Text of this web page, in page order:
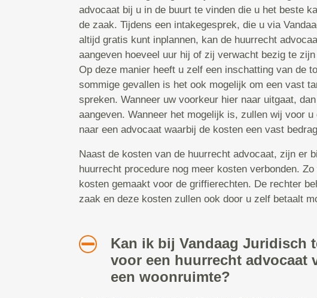
advocaat bij u in de buurt te vinden die u het beste
de zaak. Tijdens een intakegesprek, die u via
altijd gratis kunt inplannen, kan de huurrecht
aangeven hoeveel uur hij of zij verwacht bezig te
Op deze manier heeft u zelf een inschatting van de
sommige gevallen is het ook mogelijk om een vast
spreken. Wanneer uw voorkeur hier naar uitgaat,
aangeven. Wanneer het mogelijk is, zullen wij voor u
naar een advocaat waarbij de kosten een vast
Naast de kosten van de huurrecht advocaat, zijn er
huurrecht procedure nog meer kosten verbonden.
kosten gemaakt voor de griffierechten. De rechter
zaak en deze kosten zullen ook door u zelf betaalt
Kan ik bij Vandaag Juridisch
voor een huurrecht advocaat
een woonruimte?